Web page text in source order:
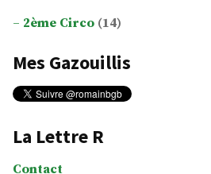
2ème Circo (14)
Mes Gazouillis
La Lettre R
Contact